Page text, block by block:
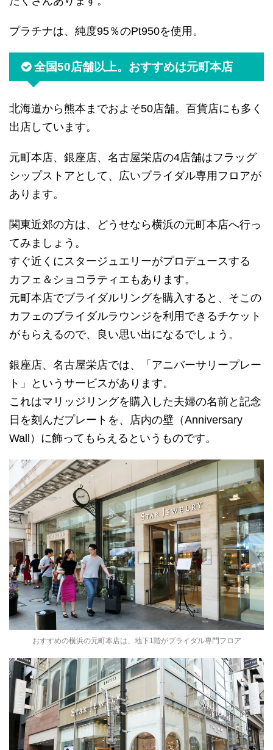
プラチナは、純度95％のPt950を使用。
全国50店舗以上。おすすめは元町本店
北海道から熊本までおよそ50店舗。百貨店にも多く
出店しています。
元町本店、銀座店、名古屋栄店の4店舗はフラッグ
シップストアとして、広いブライダル専用フロアが
あります。
関東近郊の方は、どうせなら横浜の元町本店へ行っ
てみましょう。
すぐ近くにスタージュエリーがプロデュースする
カフェ＆ショコラティエもあります。
元町本店でブライダルリングを購入すると、そこの
カフェのブライダルラウンジを利用できるチケット
がもらえるので、良い思い出になるでしょう。
銀座店、名古屋栄店では、「アニバーサリープレー
ト」というサービスがあります。
これはマリッジリングを購入した夫婦の名前と記念
日を刻んだプレートを、店内の壁（Anniversary
Wall）に飾ってもらえるというものです。
おすすめの横浜の元町本店は、地下1階がブライダル専門フロア